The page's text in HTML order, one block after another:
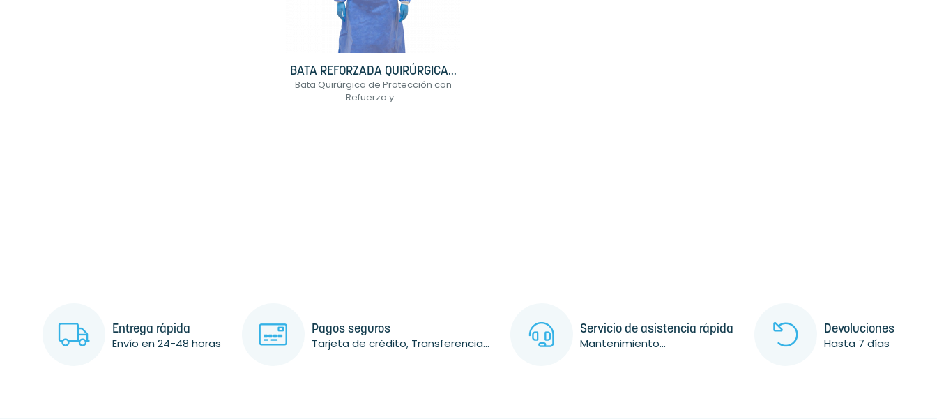
BATA REFORZADA QUIRÚRGICA...
Bata Quirúrgica de Protección con
Refuerzo y...
Entrega rápida
Envío en 24-48 horas
Pagos seguros
Tarjeta de crédito, Transferencia...
Servicio de asistencia rápida
Mantenimiento...
Devoluciones
Hasta 7 días